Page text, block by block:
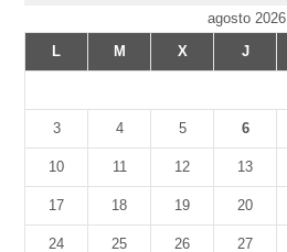
agosto 2026
L
M X J
3 4 5 6
10 11 12 13
17 18 19 20
24 25 26 27